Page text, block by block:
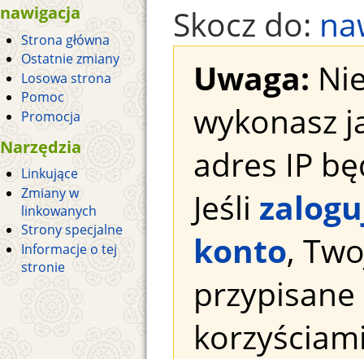
Skocz do:
Uwaga:
wykonasz
adres IP
Jeśli
konto,
nawigacja
Strona główna
Ostatnie zmiany
Losowa strona
Pomoc
Promocja
Narzędzia
Linkujące
Zmiany w
linkowanych
Strony specjalne
Informacje o tej
stronie